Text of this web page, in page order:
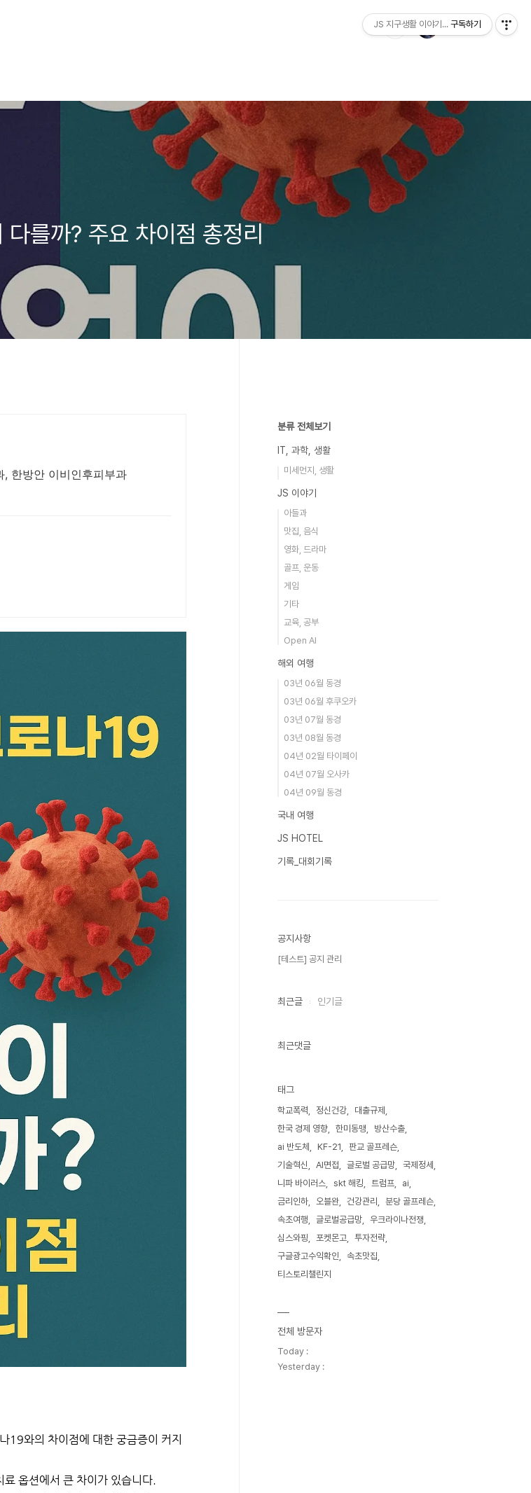
를까? 주요 차이점 총정리
, 한방안 이비인후피부과
19와의 차이점에 대한 궁금증이 커지
옵션에서 큰 차이가 있습니다.
분류 전체보기
IT, 과학, 생활
미세먼지, 생활
JS 이야기
아들과
맛집, 음식
영화, 드라마
골프, 운동
게임
기타
교육, 공부
Open AI
해외 여행
03년 06월 동경
03년 06월 후쿠오카
03년 07월 동경
03년 08월 동경
04년 02월 타이페이
04년 07월 오사카
04년 09월 동경
국내 여행
JS HOTEL
기록_대회기록
공지사항
[테스트] 공지 관리
최근글 인기글
최근댓글
태그
학교폭력 정신건강
대출규제
한국 경제 영향
한미동맹
방산수출
ai 반도체
KF-21
판교 골프레슨
기술혁신
AI면접 글로벌 공급망
국제정세
니파 바이러스
skt 해킹 트럼프
ai
금리인하
오블완 건강관리
분당 골프레슨
속초여행
글로벌공급망
우크라이나전쟁
심스와핑
포켓몬고
투자전략
구글광고수익확인
속초맛집
티스토리챌린지
전체 방문자
Today :
Yesterday :
JS 지구생활 이야기... 구독하기